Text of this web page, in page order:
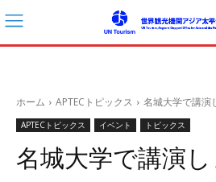
ホーム APTECトピックス 名城大学で講演
APTECトピックス イベント トピックス
名城大学で講演